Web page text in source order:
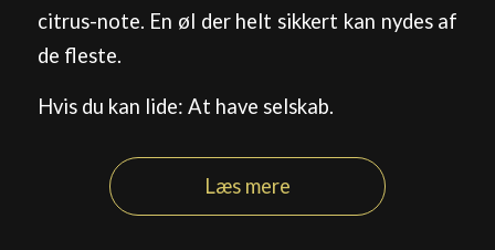
citrus-note. En øl der helt sikkert kan nydes af
de fleste.
Hvis du kan lide: At have selskab.
Læs mere